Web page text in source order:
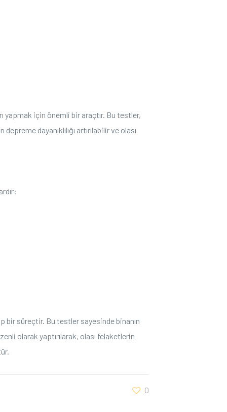
yapmak için önemli bir araçtır. Bu testler,
dayanıklılığı artırılabilir ve olası
bir süreçtir. Bu testler sayesinde binanın
olarak yaptırılarak, olası felaketlerin
0